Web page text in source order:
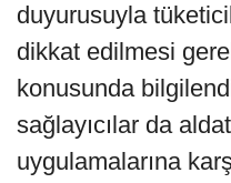
duyurusuyla
dikkat edilmesi
konusunda
sağlayıcılar da
uygulamalarına